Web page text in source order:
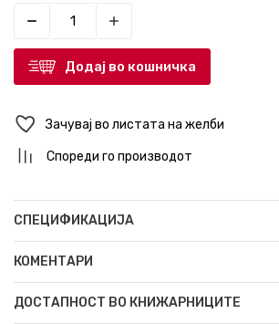
Додај во кошничка
Зачувај во листата на желби
Спореди го производот
СПЕЦИФИКАЦИЈА
КОМЕНТАРИ
ДОСТАПНОСТ ВО КНИЖАРНИЦИТЕ